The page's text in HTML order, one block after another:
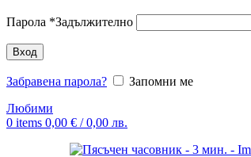
Парола *Задължително
Вход
Забравена парола?
Запомни ме
Любими
0 items 0,00 € / 0,00 лв.